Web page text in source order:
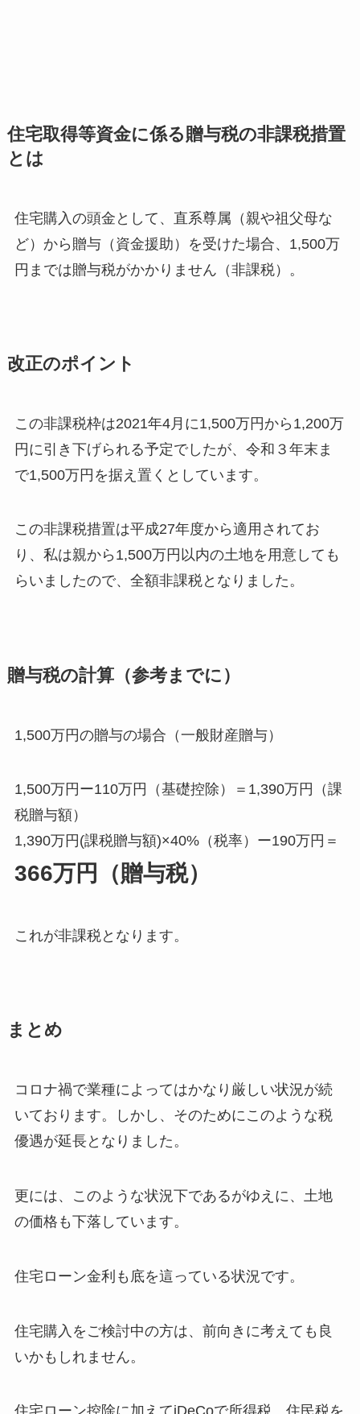
住宅取得等資金に係る贈与税の非課税措置
とは
住宅購入の頭金として、直系尊属（親や祖父母な
ど）から贈与（資金援助）を受けた場合、1,500万
円までは贈与税がかかりません（非課税）。
改正のポイント
この非課税枠は2021年4月に1,500万円から1,200万
円に引き下げられる予定でしたが、令和３年末ま
で1,500万円を据え置くとしています。
この非課税措置は平成27年度から適用されてお
り、私は親から1,500万円以内の土地を用意しても
らいましたので、全額非課税となりました。
贈与税の計算（参考までに）
1,500万円の贈与の場合（一般財産贈与）
1,500万円ー110万円（基礎控除）＝1,390万円（課
税贈与額）
1,390万円(課税贈与額)×40%（税率）ー190万円＝
366万円（贈与税）
これが非課税となります。
まとめ
コロナ禍で業種によってはかなり厳しい状況が続
いております。しかし、そのためにこのような税
優遇が延長となりました。
更には、このような状況下であるがゆえに、土地
の価格も下落しています。
住宅ローン金利も底を這っている状況です。
住宅購入をご検討中の方は、前向きに考えても良
いかもしれません。